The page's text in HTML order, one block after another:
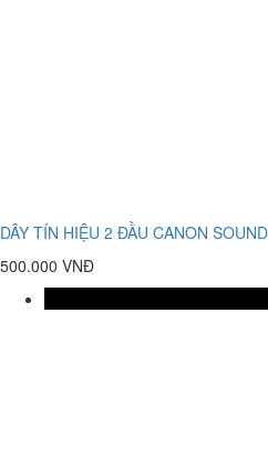
DÂY TÍN HIỆU 2 ĐẦU CANON
500.000 VNĐ